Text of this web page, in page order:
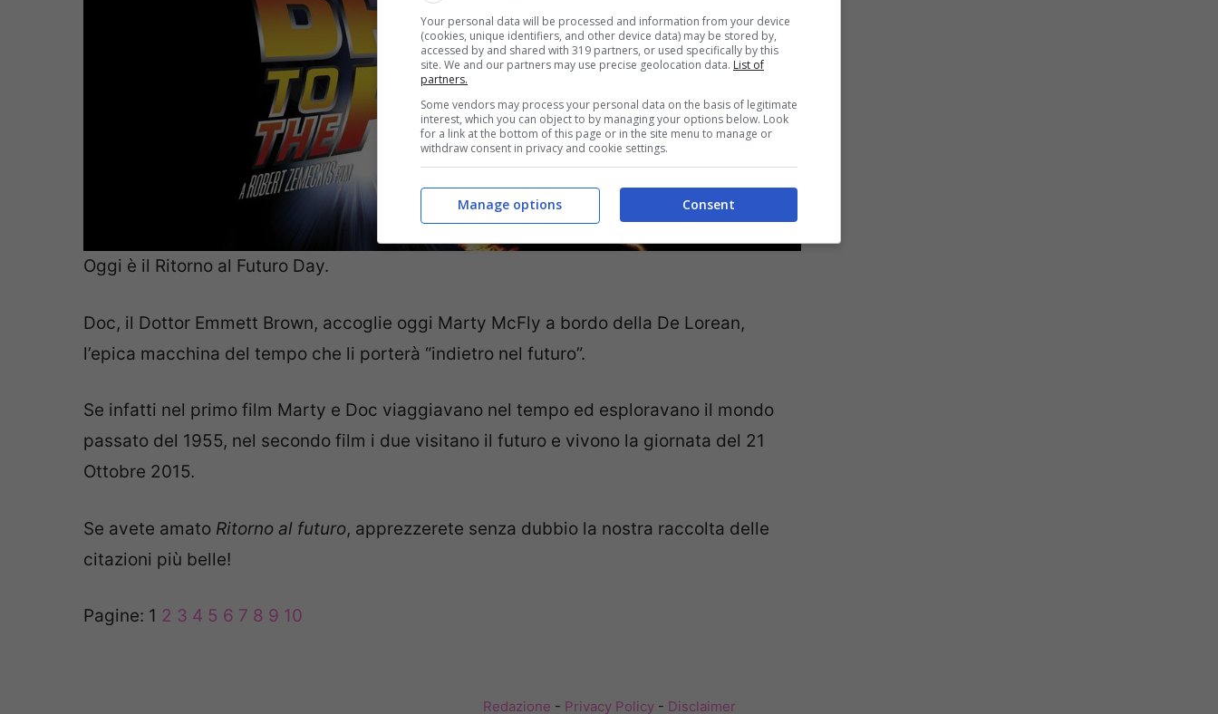
Oggi è il Ritorno al Futuro Day.
Doc, il Dottor Emmett Brown, accoglie oggi Marty McFly a bordo della De Lorean,
l’epica macchina del tempo che li porterà “indietro nel futuro”.
Se infatti nel primo film Marty e Doc viaggiavano nel tempo ed esploravano il mondo
passato del 1955, nel secondo film i due visitano il futuro e vivono la giornata del 21
Ottobre 2015.
Se avete amato Ritorno al futuro, apprezzerete senza dubbio la nostra raccolta delle
citazioni più belle!
Pagine: 1 2 3 4 5 6 7 8 9 10
Redazione - Privacy Policy- Disclaimer
Your personal data will be processed and information from your device
(cookies, unique identifiers, and other device data) may be stored by,
accessed by and shared with 319 partners, or used specifically by this
site. We and our partners may use precise geolocation data. List of
partners.
Some vendors may process your personal data on the basis of legitimate
interest, which you can object to by managing your options below. Look
for a link at the bottom of this page or in the site menu to manage or
withdraw consent in privacy and cookie settings.
Consent
Manage options